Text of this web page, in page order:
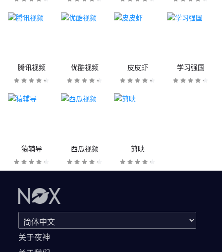
腾讯视频 优酷视频 皮皮虾 学习强国
猿辅导 西瓜视频 剪映
关于夜神